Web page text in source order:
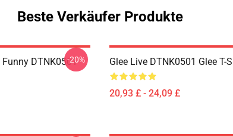
Beste Verkäufer Produkte
DTNK0501-20% Glee Live DTNK0501 Glee T-
20,93 £ - 24,09 £